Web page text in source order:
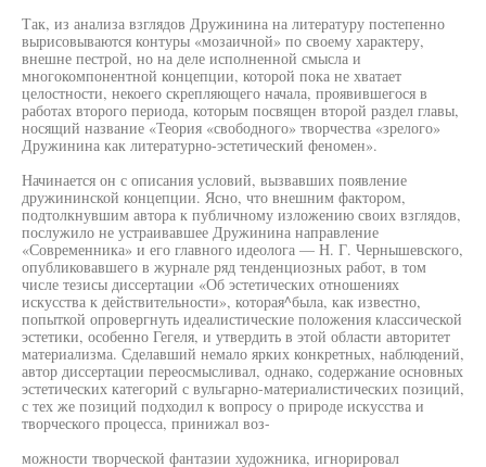
Так, из анализа взглядов Дружинина на литературу постепенно
вырисовываются контуры «мозаичной» по своему характеру,
внешне пестрой, но на деле исполненной смысла и
многокомпонентной концепции, которой пока не хватает
целостности, некоего скрепляющего начала, проявившегося в
работах второго периода, которым посвящен второй раздел главы,
носящий название «Теория «свободного» творчества «зрелого»
Дружинина как литературно-эстетический феномен».
Начинается он с описания условий, вызвавших появление
дружининской концепции. Ясно, что внешним фактором,
подтолкнувшим автора к публичному изложению своих взглядов,
послужило не устраивавшее Дружинина направление
«Современника» и его главного идеолога — Н. Г. Чернышевского,
опубликовавшего в журнале ряд тенденциозных работ, в том
числе тезисы диссертации «Об эстетических отношениях
искусства к действительности», которая^была, как известно,
попыткой опровергнуть идеалистические положения классической
эстетики, особенно Гегеля, и утвердить в этой области авторитет
материализма. Сделавший немало ярких конкретных, наблюдений,
автор диссертации переосмысливал, однако, содержание основных
эстетических категорий с вульгарно-материалистических позиций,
с тех же позиций подходил к вопросу о природе искусства и
творческого процесса, принижал воз-
можности творческой фантазии художника, игнорировал